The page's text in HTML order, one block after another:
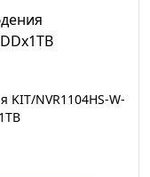
NVR1104HS-W-